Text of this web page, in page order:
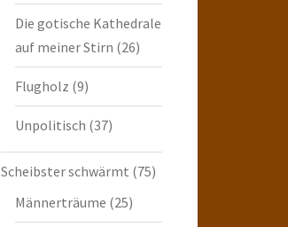
Die gotische Kathedrale
auf meiner Stirn (26)
Flugholz (9)
Unpolitisch (37)
Scheibster schwärmt (75)
Männerträume (25)